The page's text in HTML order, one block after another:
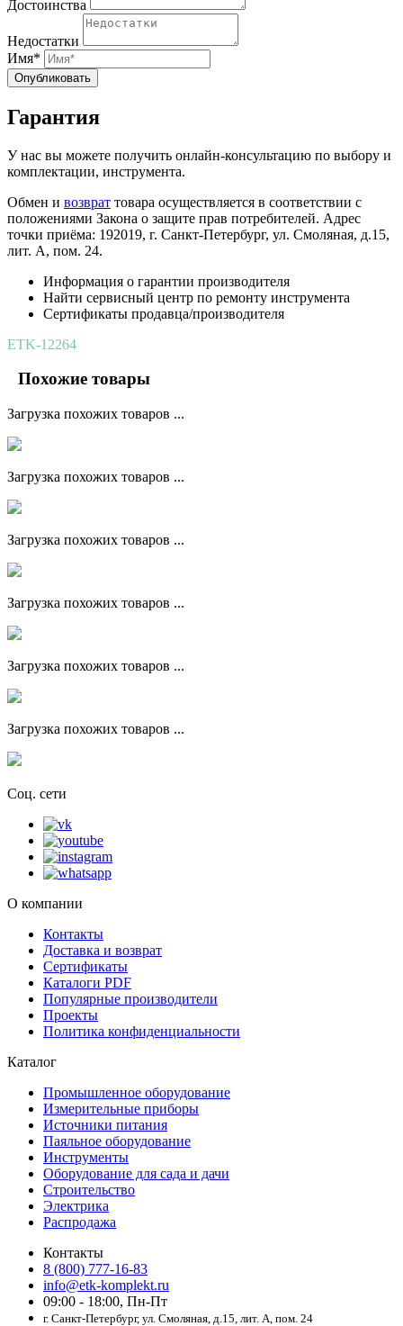
Достоинства
Недостатки
Имя*
Опубликовать
Гарантия
У нас вы можете получить онлайн-консультацию по выбору и
комплектации, инструмента.
Обмен и возврат товара осуществляется в соответствии с
положениями Закона о защите прав потребителей. Адрес
точки приёма: 192019, г. Санкт-Петербург, ул. Смоляная, д.15,
лит. А, пом. 24.
Информация о гарантии производителя
Найти сервисный центр по ремонту инструмента
Сертификаты продавца/производителя
ETK-12264
Похожие товары
Загрузка похожих товаров ...
Загрузка похожих товаров ...
Загрузка похожих товаров ...
Загрузка похожих товаров ...
Загрузка похожих товаров ...
Загрузка похожих товаров ...
Соц. сети
О компании
Контакты
Доставка и возврат
Сертификаты
Каталоги PDF
Популярные производители
Проекты
Политика конфиденциальности
Каталог
Промышленное оборудование
Измерительные приборы
Источники питания
Паяльное оборудование
Инструменты
Оборудование для сада и дачи
Строительство
Электрика
Распродажа
Контакты
8 (800) 777-16-83
info@etk-komplekt.ru
09:00 - 18:00, Пн-Пт
г. Санкт-Петербург, ул. Смоляная, д.15, лит. А, пом. 24